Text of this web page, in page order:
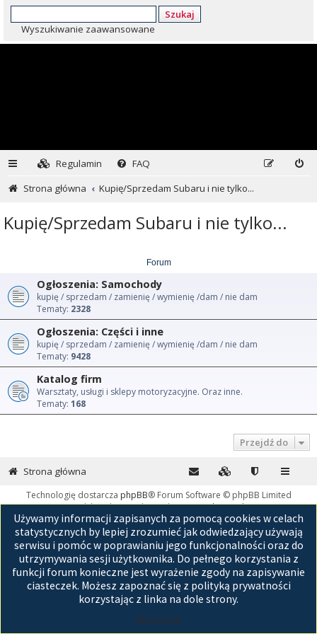
Szukaj
Wyszukiwanie zaawansowane
Regulamin
FAQ
Strona główna
Kupię/Sprzedam Subaru i nie tylko...
Kupię/Sprzedam Subaru i nie tylko...
Forum
Ogłoszenia: Samochody
kupię / sprzedam / zamienię / wymienię /dam / nie dam
Tematy: 2328
Ogłoszenia: Części i inne
kupię / sprzedam / zamienię / wymienię /dam / nie dam
Tematy: 9428
Katalog firm
Warsztaty, usługi i sklepy motoryzacyjne. Oraz inne.
Tematy: 168
Przejdź do
Używamy informacji zapisanych za pomocą cookies w celach
statystycznych by lepiej zrozumieć jak odwiedzający używają
serwisu i pomóc w poprawianiu jego funkcjonalności oraz do
utrzymywania sesji użytkownika. Do pełnego korzystania z
funkcji forum konieczne jest wyrażenie zgody na zapisywanie
ciasteczek. Możesz zapoznać się z polityką prywatności
korzystając z linka na dole strony.
Akceptuję
Strona główna
Technologię dostarcza phpBB® Forum Software © phpBB Limited
Polski pakiet językowy dostarczaphpBB.pl
GZIP: Off